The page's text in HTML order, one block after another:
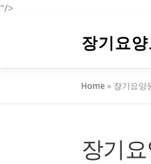
"/>
로
장기요양
Home» 장기요양
장기